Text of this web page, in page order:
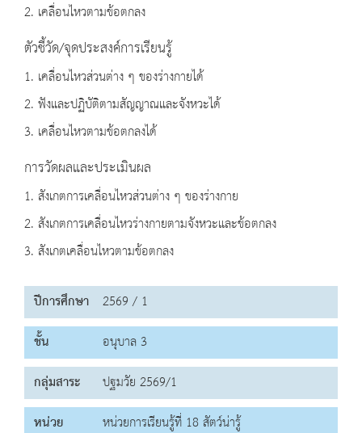
2. เคลื่อนไหวตามข้อตกลง
ตัวชี้วัด/จุดประสงค์การเรียนรู้
1. เคลื่อนไหวส่วนต่าง ๆ ของร่างกายได้
2. ฟังและปฏิบัติตามสัญญาณและจังหวะได้
3. เคลื่อนไหวตามข้อตกลงได้
การวัดผลและประเมินผล
1. สังเกตการเคลื่อนไหวส่วนต่าง ๆ ของร่างกาย
2. สังเกตการเคลื่อนไหวร่างกายตามจังหวะและข้อตกลง
3. สังเกตเคลื่อนไหวตามข้อตกลง
ปีการศึกษา 2569 / 1
ชั้น
อนุบาล 3
กลุ่มสาระ
ปฐมวัย 2569/1
หน่วย
หน่วยการเรียนรู้ที่ 18 สัตว์น่ารู้